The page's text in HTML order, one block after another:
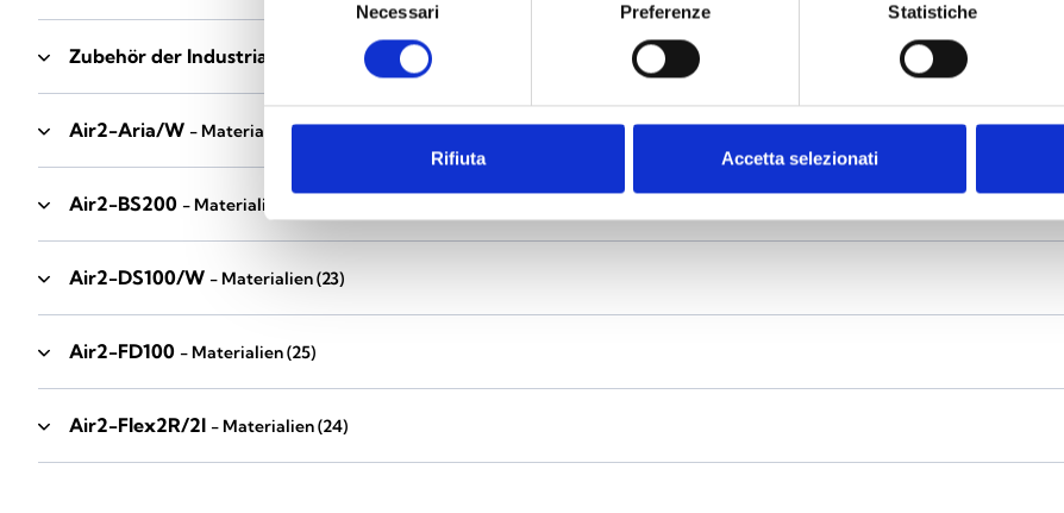
Necessari Preferenze Statistiche
Rifiuta Accetta selezionati
Zubehör der Industrial-Serie - Materialien
Air2-Aria/W - Materialien(23)
Air2-BS200 - Materialien
Air2-DS100/W - Materialien(23)
Air2-FD100 - Materialien(25)
Air2-Flex2R/2I - Materialien(24)